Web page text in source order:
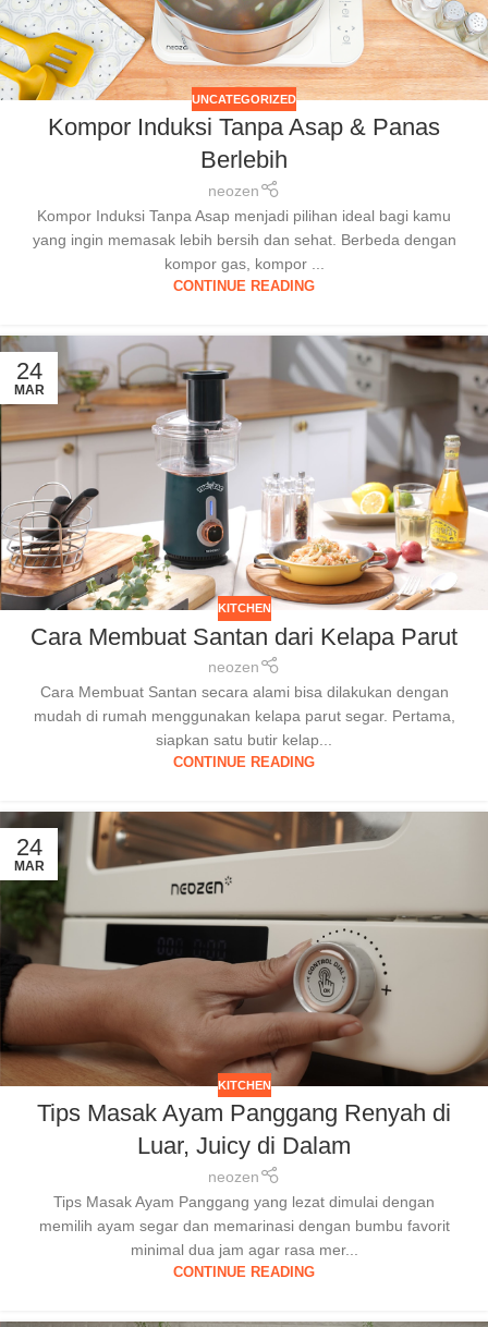
UNCATEGORIZED
Kompor Induksi Tanpa Asap & Panas
Berlebih
neozen
Kompor Induksi Tanpa Asap menjadi pilihan ideal bagi kamu
yang ingin memasak lebih bersih dan sehat. Berbeda dengan
kompor gas, kompor ...
CONTINUE READING
24
MAR
KITCHEN
Cara Membuat Santan dari Kelapa Parut
neozen
Cara Membuat Santan secara alami bisa dilakukan dengan
mudah di rumah menggunakan kelapa parut segar. Pertama,
siapkan satu butir kelap...
CONTINUE READING
24
MAR
KITCHEN
Tips Masak Ayam Panggang Renyah di
Luar, Juicy di Dalam
neozen
Tips Masak Ayam Panggang yang lezat dimulai dengan
memilih ayam segar dan memarinasi dengan bumbu favorit
minimal dua jam agar rasa mer...
CONTINUE READING